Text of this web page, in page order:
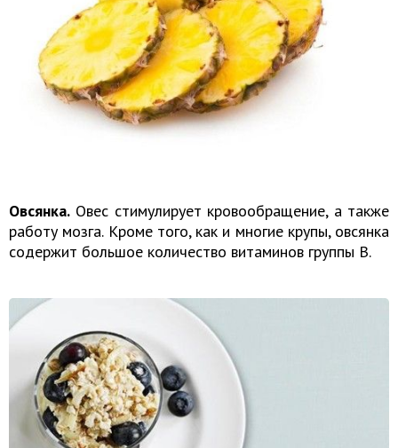
Овсянка. Овес стимулирует кровообращение, а также
работу мозга. Кроме того, как и многие крупы, овсянка
содержит большое количество витаминов группы В.